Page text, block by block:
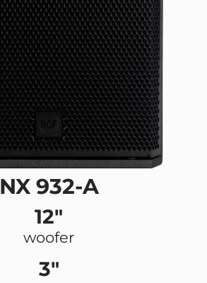
NX 932-A
12"
woofer
3"